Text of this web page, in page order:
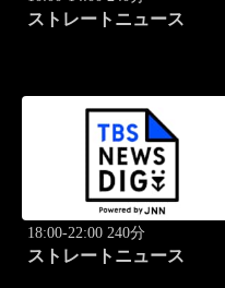
ストレートニュース
18:00-22:00 240分
ストレートニュース